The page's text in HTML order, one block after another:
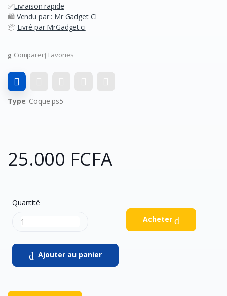
✅Livraison rapide
🛍️ Vendu par : Mr Gadget CI
📦 Livré par MrGadget.ci
Comparer Favories
Type: Coque ps5
25.000 FCFA
Quantité
Ajouter au panier
Acheter